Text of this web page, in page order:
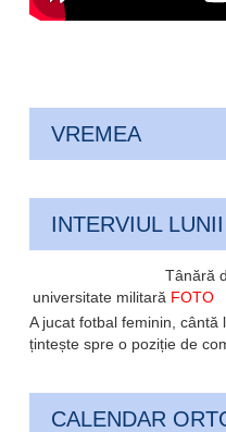
VREMEA
INTERVIUL LUNII
Tânără
universitate militară FOTO
A jucat fotbal feminin,
țintește spre o poziție de
CALENDAR